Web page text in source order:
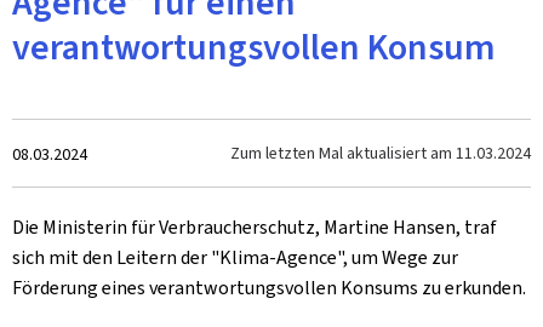
verantwortungsvollen Konsum
Zum
08.03.2024 Zum letzten Mal aktualisiert am 11.03.2024
Die Ministerin für Verbraucherschutz, Martine Hansen, traf
sich mit den Leitern der "Klima-Agence", um Wege zur
Förderung eines verantwortungsvollen Konsums zu erkunden.